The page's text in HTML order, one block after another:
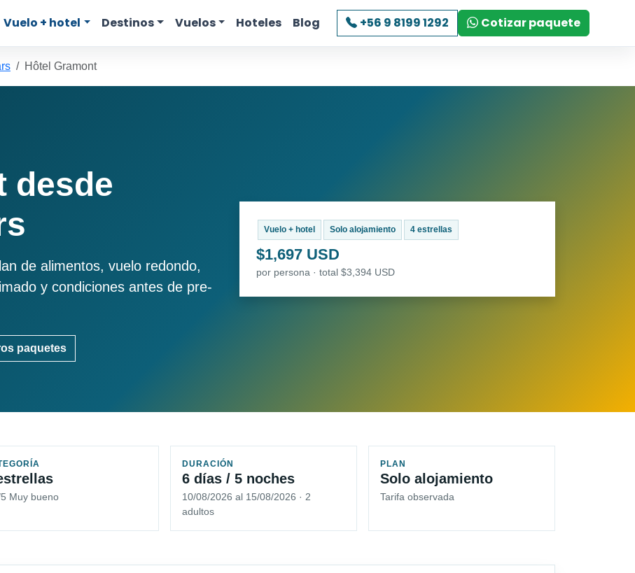
Vuelo + hotel Destinos Vuelos Hoteles Blog +56 9 8199 1292 Cotizar paquete
Hôtel Gramont
desde
de alimentos, vuelo redondo,
y condiciones antes de pre-
paquetes
Vuelo + hotel Solo alojamiento 4 estrellas
$1,697 USD
por persona · total $3,394 USD
Muy bueno
DURACIÓN
6 días / 5 noches
10/08/2026 al 15/08/2026 · 2
adultos
PLAN
Solo alojamiento
Tarifa observada